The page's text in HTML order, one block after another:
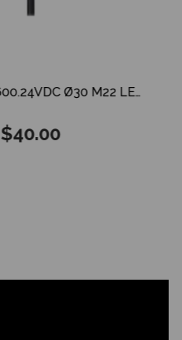
MESAN MS 9600.24VDC Ø30 M22 LED Indikatör GX12 Konnektör RGY Siyah Gövde
$40.00